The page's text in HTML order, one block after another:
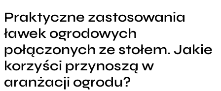
Praktyczne zastosowania
ławek ogrodowych
połączonych ze stołem. Jakie
korzyści przynoszą w
aranżacji ogrodu?